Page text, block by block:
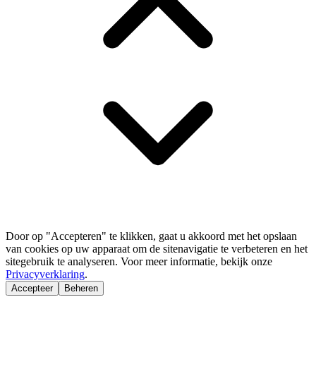
Door op "Accepteren" te klikken, gaat u akkoord met het opslaan
van cookies op uw apparaat om de sitenavigatie te verbeteren en het
sitegebruik te analyseren. Voor meer informatie, bekijk onze
Privacyverklaring.
Accepteer Beheren